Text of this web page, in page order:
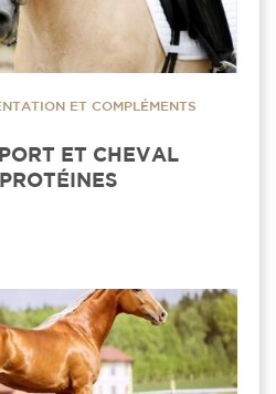
ET COMPLÉMENTS
ET CHEVAL